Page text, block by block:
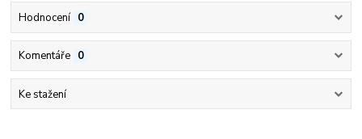
Hodnocení 0
Komentáře 0
Ke stažení